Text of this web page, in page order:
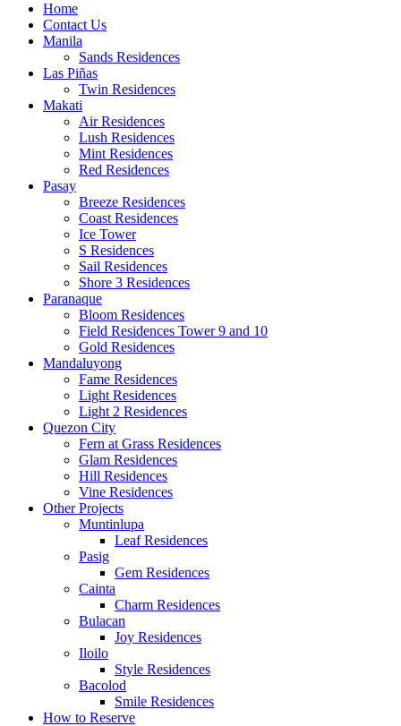
Home
Contact Us
Manila
Sands Residences
Las Piñas
Twin Residences
Makati
Air Residences
Lush Residences
Mint Residences
Red Residences
Pasay
Breeze Residences
Coast Residences
Ice Tower
S Residences
Sail Residences
Shore 3 Residences
Paranaque
Bloom Residences
Field Residences Tower 9 and 10
Gold Residences
Mandaluyong
Fame Residences
Light Residences
Light 2 Residences
Quezon City
Fern at Grass Residences
Glam Residences
Hill Residences
Vine Residences
Other Projects
Muntinlupa
Leaf Residences
Pasig
Gem Residences
Cainta
Charm Residences
Bulacan
Joy Residences
Iloilo
Style Residences
Bacolod
Smile Residences
How to Reserve